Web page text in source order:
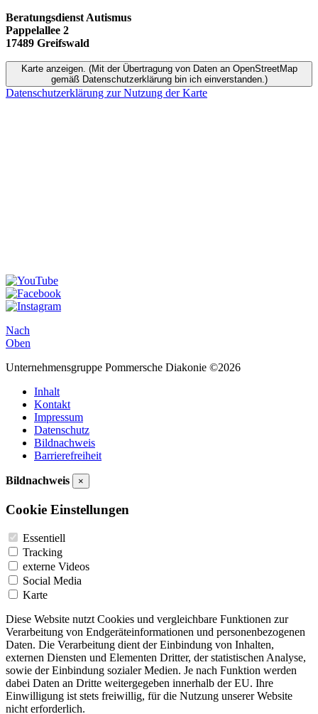
Beratungsdienst Autismus
Pappelallee 2
17489 Greifswald
Karte anzeigen. (Mit der Übertragung von Daten an OpenStreetMap
gemäß Datenschutzerklärung bin ich einverstanden.)
Datenschutzerklärung zur Nutzung der Karte
Nach
Oben
Unternehmensgruppe Pommersche Diakonie ©2026
Inhalt
Kontakt
Impressum
Datenschutz
Bildnachweis
Barrierefreiheit
Bildnachweis ×
Cookie Einstellungen
Essentiell
Tracking
externe Videos
Social Media
Karte
Diese Website nutzt Cookies und vergleichbare Funktionen zur
Verarbeitung von Endgeräteinformationen und personenbezogenen
Daten. Die Verarbeitung dient der Einbindung von Inhalten,
externen Diensten und Elementen Dritter, der statistischen Analyse,
sowie der Einbindung sozialer Medien. Je nach Funktion werden
dabei Daten an Dritte weitergegeben innerhalb der EU. Ihre
Einwilligung ist stets freiwillig, für die Nutzung unserer Website
nicht erforderlich.